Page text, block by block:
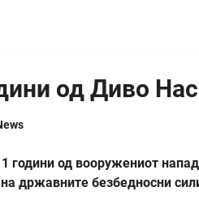
од Диво
години од вооружениот
државните безбедносни